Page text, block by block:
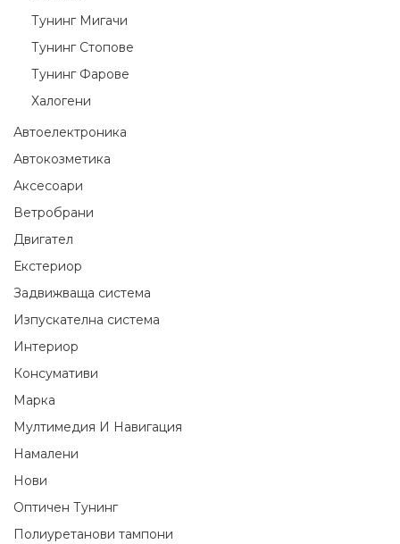
Тунинг Мигачи
Тунинг Стопове
Тунинг Фарове
Халогени
Автоелектроника
Автокозметика
Аксесоари
Ветробрани
Двигател
Екстериор
Задвижваща система
Изпускателна система
Интериор
Консумативи
Марка
Мултимедия И Навигация
Намалени
Нови
Оптичен Тунинг
Полиуретанови тампони